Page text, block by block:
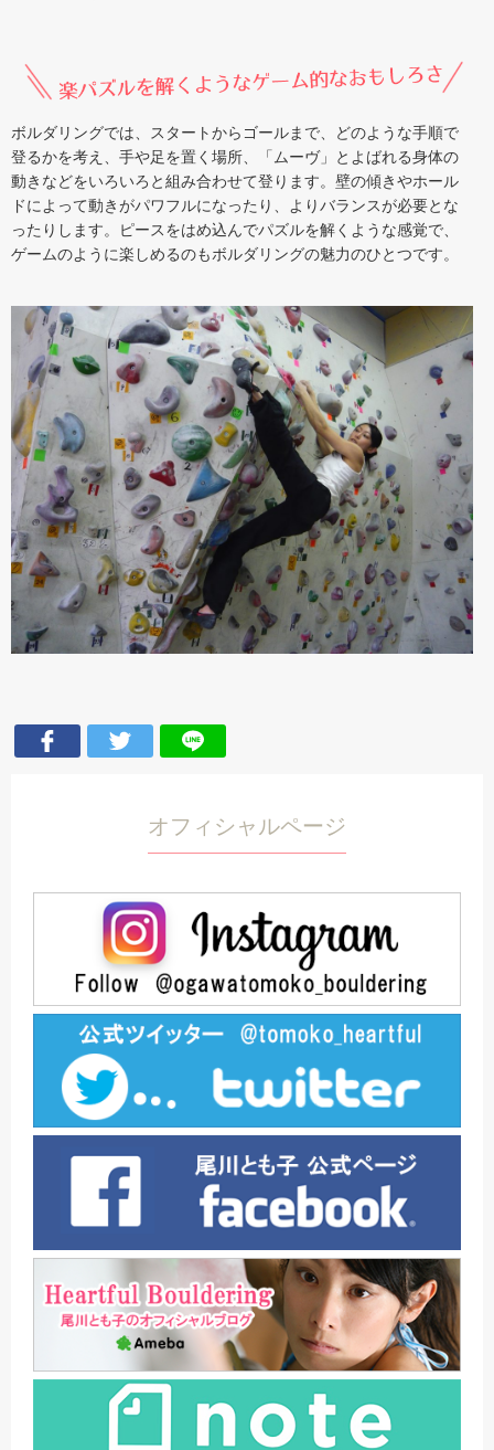
ボルダリングでは、スタートからゴールまで、どのような手順で
登るかを考え、手や足を置く場所、「ムーヴ」とよばれる身体の
動きなどをいろいろと組み合わせて登ります。壁の傾きやホール
ドによって動きがパワフルになったり、よりバランスが必要とな
ったりします。ピースをはめ込んでパズルを解くような感覚で、
ゲームのように楽しめるのもボルダリングの魅力のひとつです。
オフィシャルページ